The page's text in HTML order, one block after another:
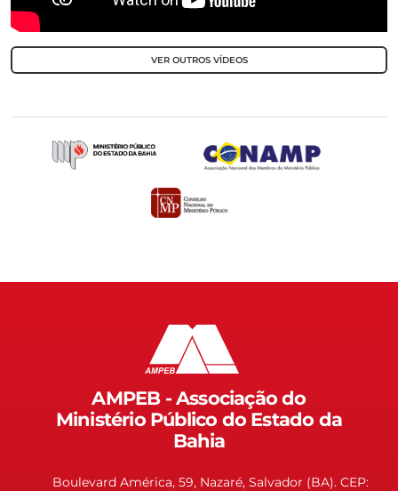
VER OUTROS VÍDEOS
AMPEB - Associação do
Ministério Público do Estado da
Bahia
Boulevard América, 59, Nazaré, Salvador (BA). CEP: